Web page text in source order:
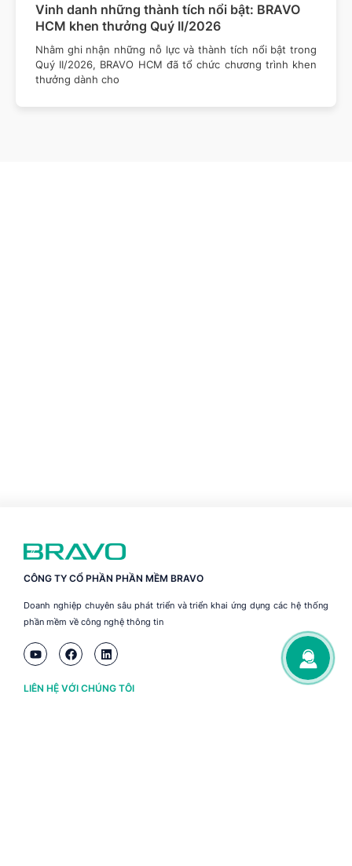
Vinh danh những thành tích nổi bật: BRAVO
HCM khen thưởng Quý II/2026
Nhằm ghi nhận những nỗ lực và thành tích nổi bật trong
Quý II/2026, BRAVO HCM đã tổ chức chương trình khen
thưởng dành cho
CÔNG TY CỔ PHẦN PHẦN MỀM BRAVO
Doanh nghiệp chuyên sâu phát triển và triển khai ứng dụng các hệ thống
phần mềm về công nghệ thông tin
LIÊN HỆ VỚI CHÚNG TÔI